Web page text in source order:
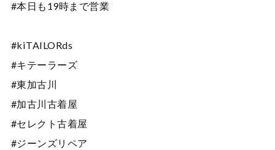
#本日も19時まで営業
#kiTAILORds
#キテーラーズ
#東加古川
#加古川古着屋
#セレクト古着屋
#ジーンズリペア